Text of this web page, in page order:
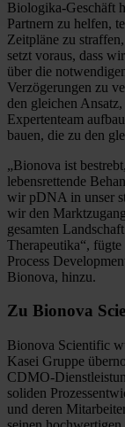
Biologika-Geschäft
Partnern zu helfen,
Zeitpläne zu
setzt voraus, dass
über die
Verzögerungen zu
den gleichen
Expertenteam
bauen, die zu den
„Bionova ist
lebensrettende
wir pDNA in unser
wir den
gesamten
Therapeutika“,
Process
Bionova, hinzu.
Zu Bionova
Bionova Scientific
Kasei Gruppe
CDMO-
soliden
und deren